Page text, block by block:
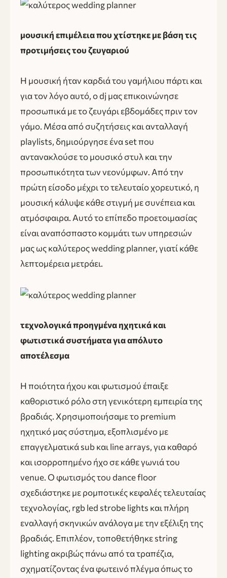
μουσική επιμέλεια που χτίστηκε με βάση τις
προτιμήσεις του ζευγαριού
Η μουσική ήταν καρδιά του γαμήλιου πάρτι και
για τον λόγο αυτό, ο dj μας επικοινώνησε
προσωπικά με το ζευγάρι εβδομάδες πριν τον
γάμο. Μέσα από συζητήσεις και ανταλλαγή
playlists, δημιούργησε ένα set που
αντανακλούσε το μουσικό στυλ και την
προσωπικότητα των νεονύμφων. Από την
πρώτη είσοδο μέχρι το τελευταίο χορευτικό, η
μουσική κάλυψε κάθε στιγμή με συνέπεια και
ατμόσφαιρα. Αυτό το επίπεδο προετοιμασίας
είναι αναπόσπαστο κομμάτι των υπηρεσιών
μας ως καλύτερος wedding planner, γιατί κάθε
λεπτομέρεια μετράει.
τεχνολογικά προηγμένα ηχητικά και
φωτιστικά συστήματα για απόλυτο
αποτέλεσμα
Η ποιότητα ήχου και φωτισμού έπαιξε
καθοριστικό ρόλο στη γενικότερη εμπειρία της
βραδιάς. Χρησιμοποιήσαμε το premium
ηχητικό μας σύστημα, εξοπλισμένο με
επαγγελματικά sub και line arrays, για καθαρό
και ισορροπημένο ήχο σε κάθε γωνιά του
venue. Ο φωτισμός του dance floor
σχεδιάστηκε με ρομποτικές κεφαλές τελευταίας
τεχνολογίας, rgb led strobe lights και πλήρη
εναλλαγή σκηνικών ανάλογα με την εξέλιξη της
βραδιάς. Επιπλέον, τοποθετήθηκε string
lighting ακριβώς πάνω από τα τραπέζια,
σχηματίζοντας ένα φωτεινό πλέγμα όπως το